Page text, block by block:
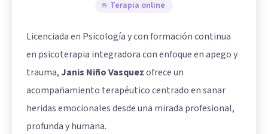
Terapia online
Licenciada en Psicología y con formación continua
en psicoterapia integradora con enfoque en apego y
trauma, Janis Niño Vasquezofrece un
acompañamiento terapéutico centrado en sanar
heridas emocionales desde una mirada profesional,
profunda y humana.